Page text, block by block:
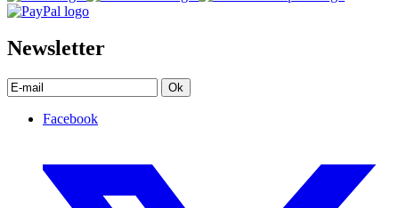
Newsletter
Ok
Facebook